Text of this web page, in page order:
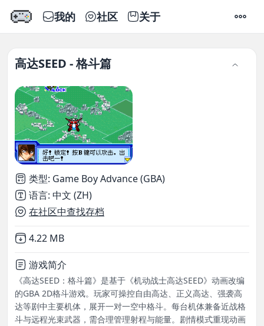
我的 社区 关于 设置
高达SEED - 格斗篇
类型: Game Boy Advance (GBA)
语言: 中文 (ZH)
在社区中查找存档
Not downloaded
4.22 MB
游戏简介
《高达SEED：格斗篇》是基于《机动战士高达SEED》动画改编
的GBA 2D格斗游戏。玩家可操控自由高达、正义高达、强袭高
达等剧中主要机体，展开一对一空中格斗。每台机体兼备近战格
斗与远程光束武器，需合理管理射程与能量。剧情模式重现动画